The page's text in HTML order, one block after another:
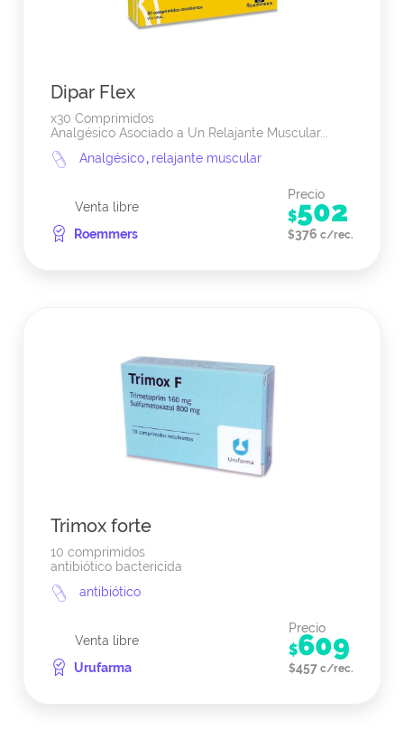
Dipar Flex
x30 Comprimidos
Analgésico Asociado a Un Relajante Muscular...
Analgésico, relajante muscular
Venta libre
Roemmers
Precio
$502
$376 c/rec.
Trimox forte
10 comprimidos
antibiótico bactericida
antibiótico
Venta libre
Urufarma
Precio
$609
$457 c/rec.